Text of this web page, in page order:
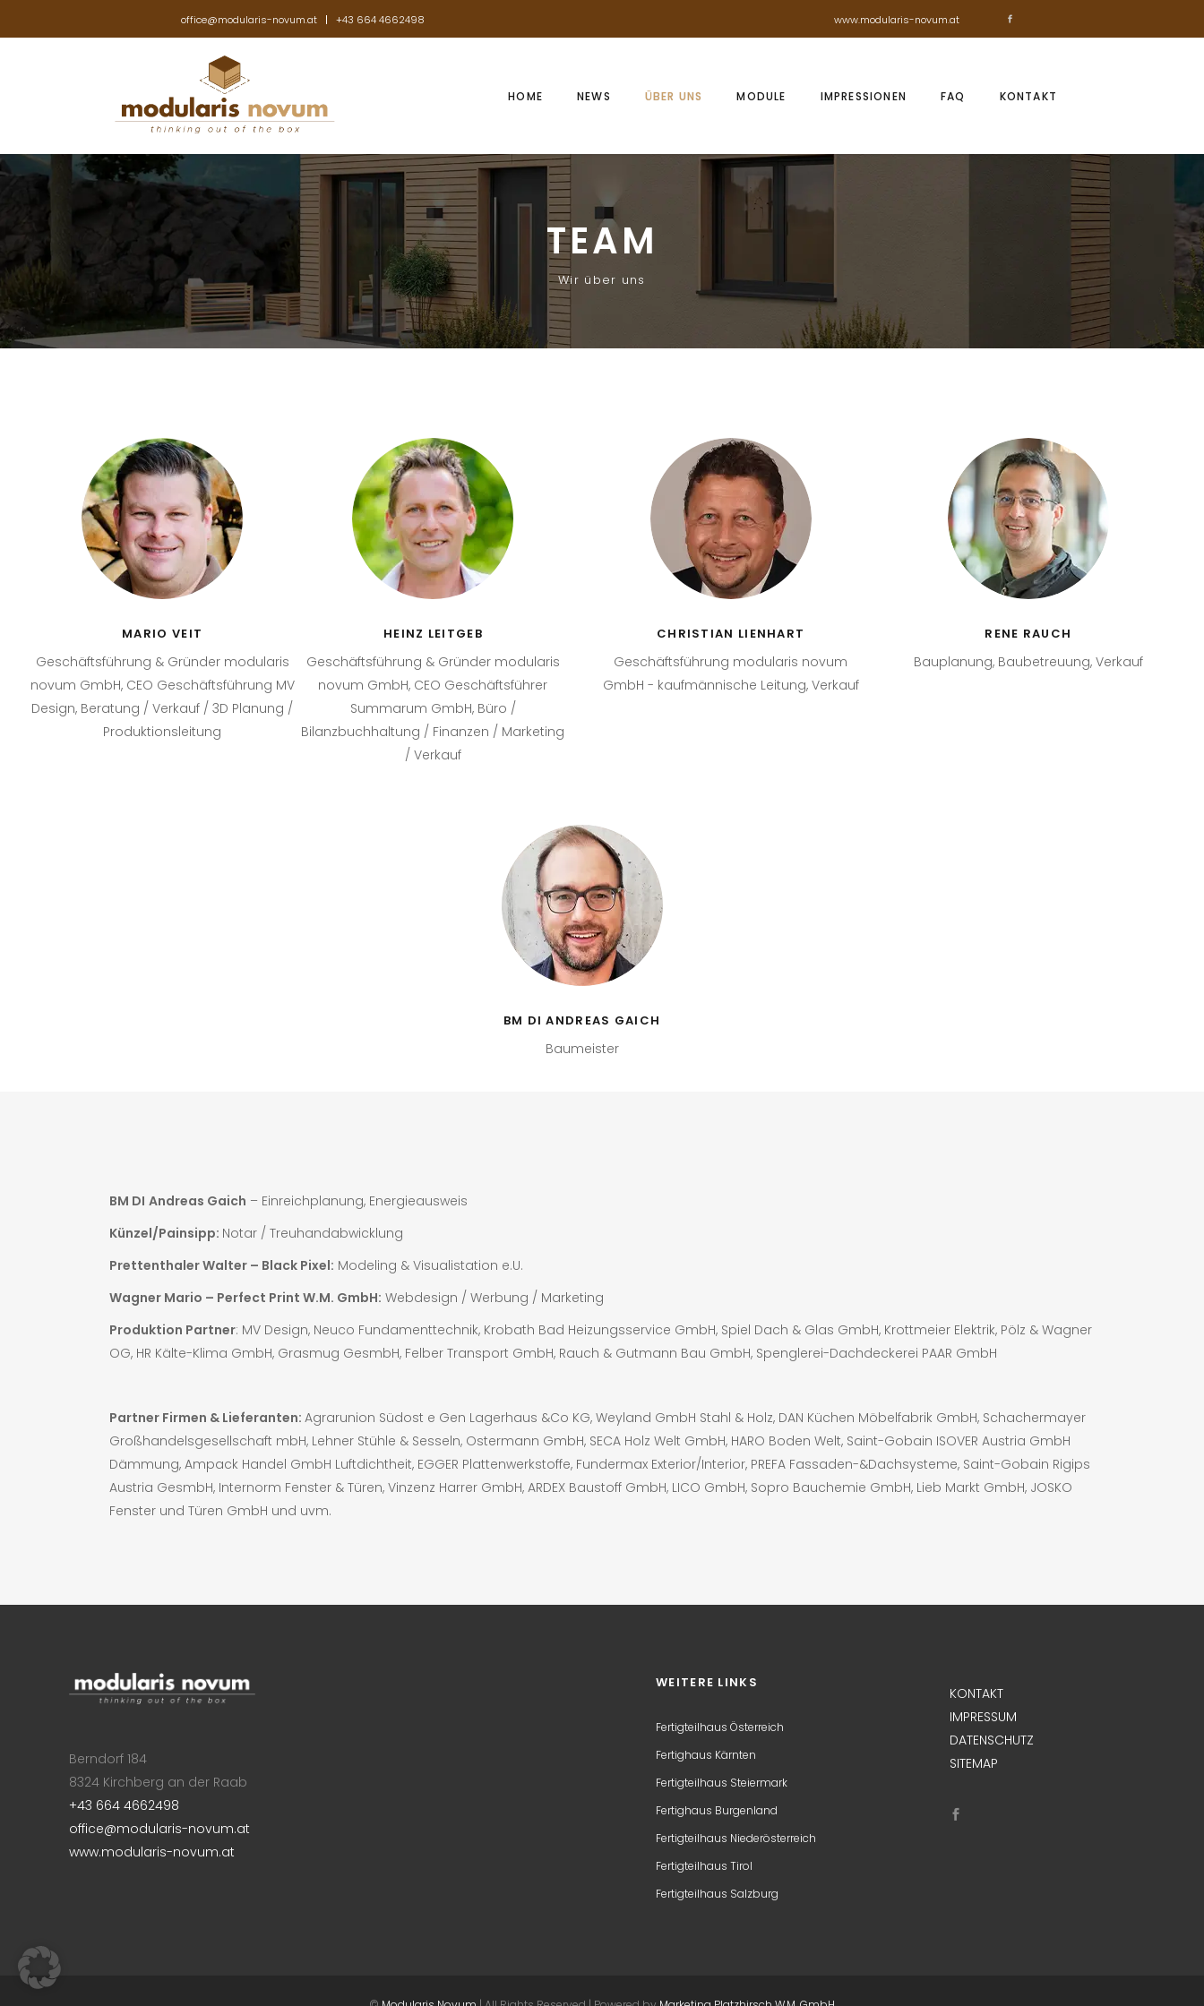
office@modularis-novum.at +43 664 4662498 www.modularis-novum.at
HOME NEWS ÜBER UNS MODULE IMPRESSIONEN FAQ KONTAKT
TEAM
Wir über uns
MARIO VEIT
Geschäftsführung & Gründer modularis
novum GmbH, CEO Geschäftsführung MV
Design, Beratung / Verkauf / 3D Planung /
Produktionsleitung
HEINZ LEITGEB
Geschäftsführung & Gründer modularis
novum GmbH, CEO Geschäftsführer
Summarum GmbH, Büro /
Bilanzbuchhaltung / Finanzen / Marketing
/ Verkauf
CHRISTIAN LIENHART
Geschäftsführung modularis novum
GmbH - kaufmännische Leitung, Verkauf
RENE RAUCH
Bauplanung, Baubetreuung, Verkauf
BM DI ANDREAS GAICH
Baumeister
BM DI Andreas Gaich – Einreichplanung, Energieausweis
Künzel/Painsipp: Notar / Treuhandabwicklung
Prettenthaler Walter – Black Pixel: Modeling & Visualistation e.U.
Wagner Mario – Perfect Print W.M. GmbH: Webdesign / Werbung / Marketing
Produktion Partner: MV Design, Neuco Fundamenttechnik, Krobath Bad Heizungsservice GmbH, Spiel Dach & Glas GmbH, Krottmeier Elektrik, Pölz & Wagner
OG, HR Kälte-Klima GmbH, Grasmug GesmbH, Felber Transport GmbH, Rauch & Gutmann Bau GmbH, Spenglerei-Dachdeckerei PAAR GmbH
Partner Firmen & Lieferanten: Agrarunion Südost e Gen Lagerhaus &Co KG, Weyland GmbH Stahl & Holz, DAN Küchen Möbelfabrik GmbH, Schachermayer
Großhandelsgesellschaft mbH, Lehner Stühle & Sesseln, Ostermann GmbH, SECA Holz Welt GmbH, HARO Boden Welt, Saint-Gobain ISOVER Austria GmbH
Dämmung, Ampack Handel GmbH Luftdichtheit, EGGER Plattenwerkstoffe, Fundermax Exterior/Interior, PREFA Fassaden-&Dachsysteme, Saint-Gobain Rigips
Austria GesmbH, Internorm Fenster & Türen, Vinzenz Harrer GmbH, ARDEX Baustoff GmbH, LICO GmbH, Sopro Bauchemie GmbH, Lieb Markt GmbH, JOSKO
Fenster und Türen GmbH und uvm.
Berndorf 184
8324 Kirchberg an der Raab
+43 664 4662498
office@modularis-novum.at
www.modularis-novum.at
WEITERE LINKS
Fertigteilhaus Österreich
Fertighaus Kärnten
Fertigteilhaus Steiermark
Fertighaus Burgenland
Fertigteilhaus Niederösterreich
Fertigteilhaus Tirol
Fertigteilhaus Salzburg
KONTAKT
IMPRESSUM
DATENSCHUTZ
SITEMAP